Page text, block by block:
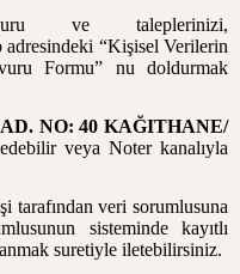
ve taleplerinizi,
“Kişisel Verilerin
Formu” nu doldurmak
NO: 40 KAĞITHANE/
veya Noter kanalıyla
tarafından veri sorumlusuna
sisteminde kayıtlı
suretiyle iletebilirsiniz.